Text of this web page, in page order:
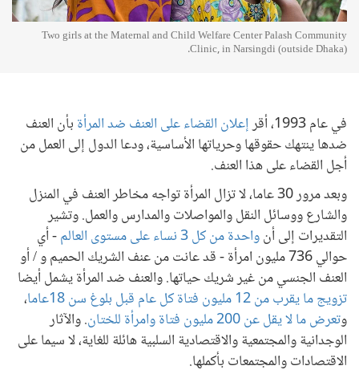
Two girls at the Maternal and Child Welfare Center Palash Community
Clinic, in Narsingdi (outside Dhaka).
في عام 1993، أقر إعلان القضاء على العنف ضد المرأة بأن العنف
ضدها ينتهك حقوقها وحرياتها الأساسية، ودعا الدول إلى العمل من
أجل القضاء على هذا العنف.
وبعد مرور 30 عاما، لا تزال المرأة تواجه مخاطر العنف في المنزل
والشارع ووسائل النقل والمواصلات والمدارس والعمل. وتشير
التقديرات إلى أنواحدة من كل 3 نساء على مستوى العالم
- أي
حوالي 736 مليون امرأة - قد عانت من عنف الشريك الحميم و / أو
العنف الجنسي من غير شريك حياتها. والعنف ضد المرأة يشمل أيضا
تزويج ما يقرب من 12 مليون فتاة كل عام قبل بلوغ سن 18عاما
،
وتعرض ما لا يقل عن 200 مليون فتاة وامرأة للختان
. والآثار
الوجدانية والمجتمعية والاقتصادية السلبية هائلة للغاية، لا سيما على
الاقتصادات والمجتمعات بأكملها.